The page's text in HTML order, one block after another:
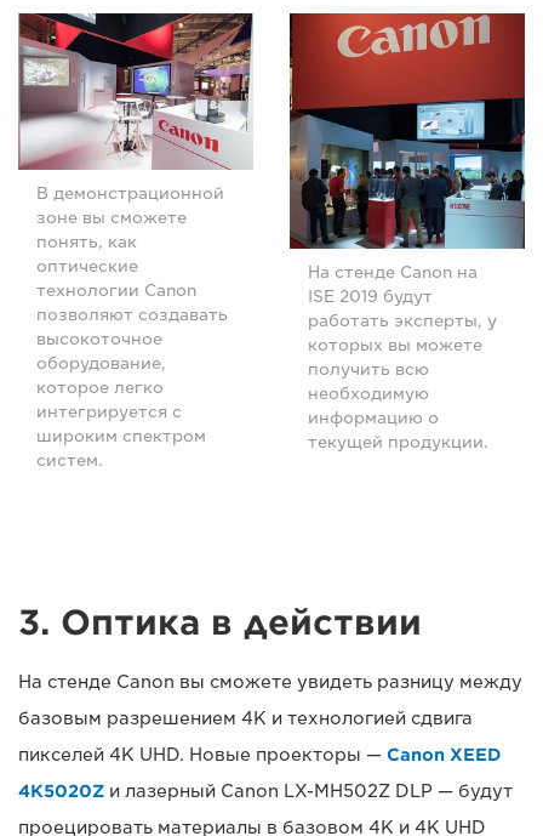
В демонстрационной
зоне вы сможете
понять, как
оптические
технологии Canon
позволяют создавать
высокоточное
оборудование,
которое легко
интегрируется с
широким спектром
систем.
На стенде Canon на
ISE 2019 будут
работать эксперты, у
которых вы можете
получить всю
необходимую
информацию о
текущей продукции.
3. Оптика в действии
На стенде Canon вы сможете увидеть разницу между
базовым разрешением 4K и технологией сдвига
пикселей 4K UHD. Новые проекторы — Canon XEED
4K5020Z и лазерный Canon LX-MH502Z DLP — будут
проецировать материалы в базовом 4K и 4K UHD